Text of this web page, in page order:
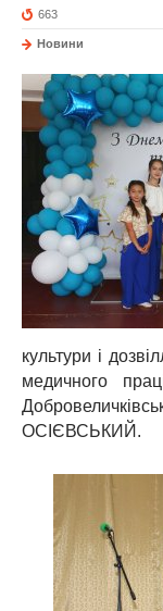
663
Новини
культури і
медичного
ОСІЄВСЬКИЙ.